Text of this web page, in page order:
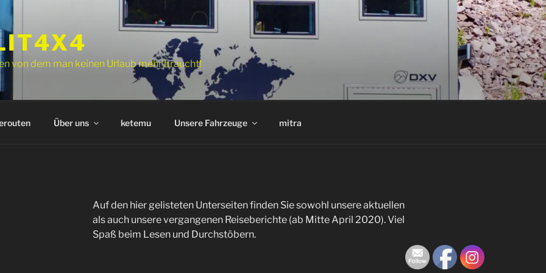
von dem man keinen Urlaub mehr braucht!
Über uns ketemu Unsere Fahrzeuge mitra
Auf den hier gelisteten Unterseiten finden Sie sowohl unsere aktuellen
als auch unsere vergangenen Reiseberichte(ab Mitte April 2020).Viel
Spaß beim Lesen und Durchstöbern.